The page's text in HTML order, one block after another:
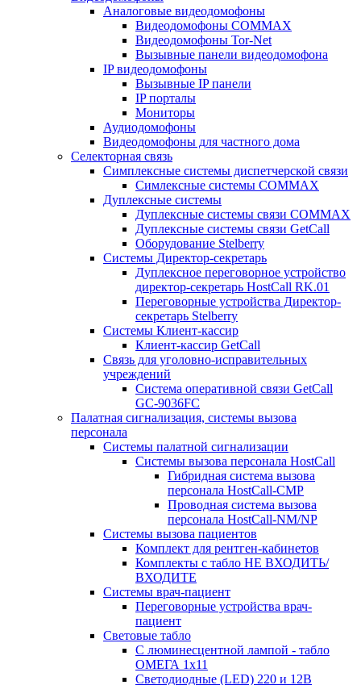
Аналоговые видеодомофоны
Видеодомофоны COMMAX
Видеодомофоны Tor-Net
Вызывные панели видеодомофона
IP видеодомофоны
Вызывные IP панели
IP порталы
Мониторы
Аудиодомофоны
Видеодомофоны для частного дома
Селекторная связь
Симплексные системы диспетчерской связи
Симлексные системы COMMAX
Дуплексные системы
Дуплексные системы связи COMMAX
Дуплексные системы связи GetCall
Оборудование Stelberry
Системы Директор-секретарь
Дуплексное переговорное устройство
директор-секретарь HostCall RK.01
Переговорные устройства Директор-
секретарь Stelberry
Системы Клиент-кассир
Клиент-кассир GetCall
Связь для уголовно-исправительных
учреждений
Система оперативной связи GetCall
GC-9036FC
Палатная сигнализация, системы вызова
персонала
Системы палатной сигнализации
Системы вызова персонала HostCall
Гибридная система вызова
персонала HostCall-CMP
Проводная система вызова
персонала HostCall-NM/NP
Системы вызова пациентов
Комплект для рентген-кабинетов
Комплекты с табло НЕ ВХОДИТЬ/
ВХОДИТЕ
Системы врач-пациент
Переговорные устройства врач-
пациент
Световые табло
С люминесцентной лампой - табло
ОМЕГА 1х11
Светодиодные (LED) 220 и 12В